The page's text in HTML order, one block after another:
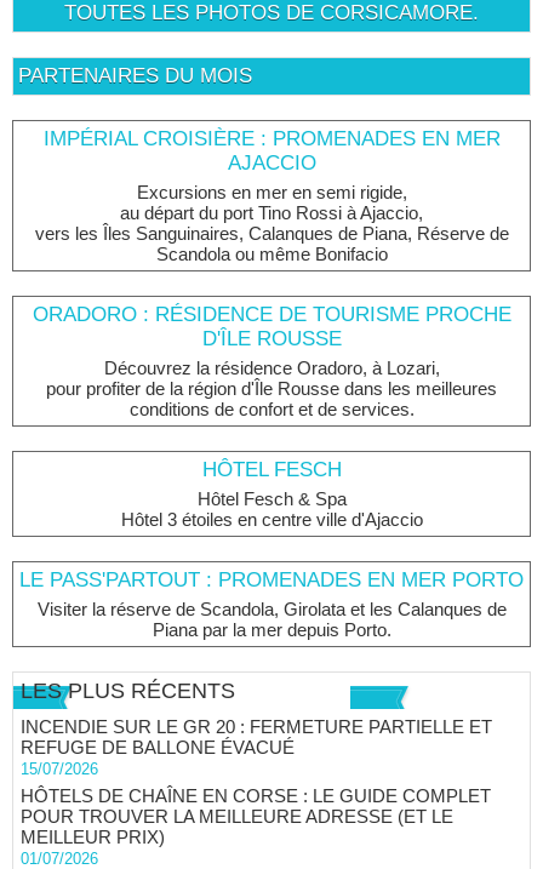
TOUTES LES PHOTOS DE CORSICAMORE.
PARTENAIRES DU MOIS
IMPÉRIAL CROISIÈRE : PROMENADES EN MER
AJACCIO
Excursions en mer en semi rigide,
au départ du port Tino Rossi à Ajaccio,
vers les Îles Sanguinaires, Calanques de Piana, Réserve de
Scandola ou même Bonifacio
ORADORO : RÉSIDENCE DE TOURISME PROCHE
D'ÎLE ROUSSE
Découvrez la résidence Oradoro, à Lozari,
pour profiter de la région d'Île Rousse dans les meilleures
conditions de confort et de services.
HÔTEL FESCH
Hôtel Fesch & Spa
Hôtel 3 étoiles en centre ville d'Ajaccio
LE PASS'PARTOUT : PROMENADES EN MER PORTO
Visiter la réserve de Scandola, Girolata et les Calanques de
Piana par la mer depuis Porto.
LES PLUS RÉCENTS
INCENDIE SUR LE GR 20 : FERMETURE PARTIELLE ET
REFUGE DE BALLONE ÉVACUÉ
15/07/2026
HÔTELS DE CHAÎNE EN CORSE : LE GUIDE COMPLET
POUR TROUVER LA MEILLEURE ADRESSE (ET LE
MEILLEUR PRIX)
01/07/2026